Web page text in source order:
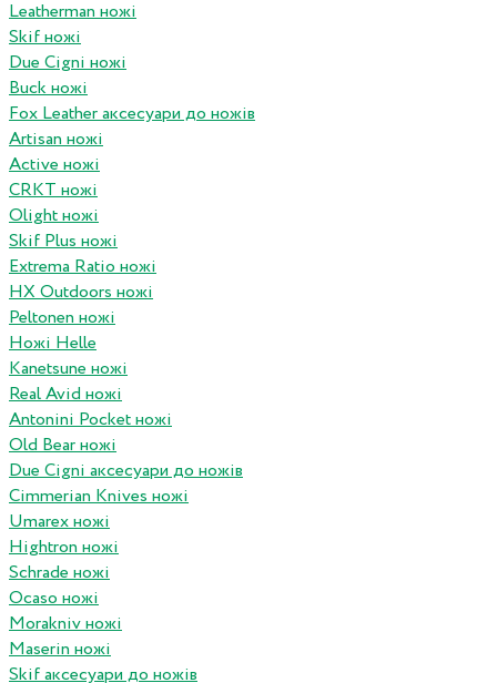
Leatherman ножі
Skif ножі
Due Cigni ножі
Buck ножі
Fox Leather аксесуари до ножів
Artisan ножі
Active ножі
CRKT ножі
Olight ножі
Skif Plus ножі
Extrema Ratio ножі
HX Outdoors ножі
Peltonen ножі
Ножі Helle
Kanetsune ножі
Real Avid ножі
Antonini Pocket ножі
Old Bear ножі
Due Cigni аксесуари до ножів
Cimmerian Knives ножі
Umarex ножі
Hightron ножі
Schrade ножі
Ocaso ножі
Morakniv ножі
Maserin ножі
Skif аксесуари до ножів